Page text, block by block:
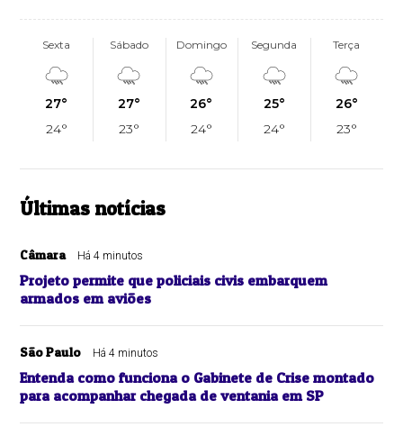
Sexta
27°
24°
Sábado
27°
23°
Domingo
26°
24°
Segunda
25°
24°
Terça
26°
23°
Últimas notícias
Câmara Há 4 minutos
Projeto permite que policiais civis embarquem
armados em aviões
São Paulo Há 4 minutos
Entenda como funciona o Gabinete de Crise montado
para acompanhar chegada de ventania em SP